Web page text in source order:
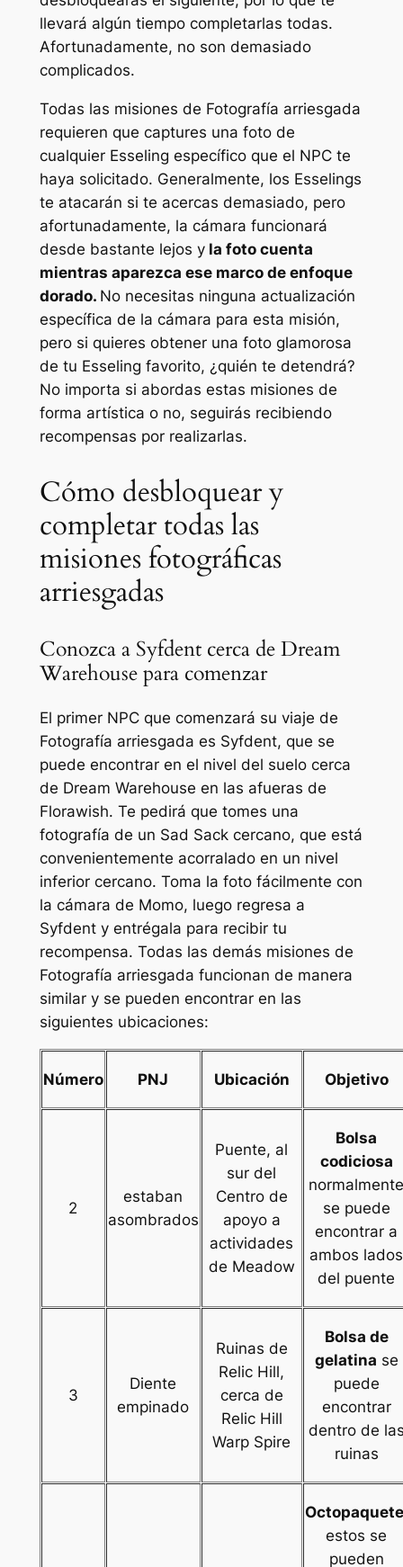
llevará algún tiempo completarlas todas.
Afortunadamente, no son demasiado
complicados.
Todas las misiones de Fotografía arriesgada
requieren que captures una foto de
cualquier Esseling específico que el NPC te
haya solicitado. Generalmente, los Esselings
te atacarán si te acercas demasiado, pero
afortunadamente, la cámara funcionará
desde bastante lejos yla foto cuenta
mientras aparezca ese marco de enfoque
dorado. No necesitas ninguna actualización
específica de la cámara para esta misión,
pero si quieres obtener una foto glamorosa
de tu Esseling favorito, ¿quién te detendrá?
No importa si abordas estas misiones de
forma artística o no, seguirás recibiendo
recompensas por realizarlas.
Cómo desbloquear y
completar todas las
misiones fotográficas
arriesgadas
Conozca a Syfdent cerca de Dream
Warehouse para comenzar
El primer NPC que comenzará su viaje de
Fotografía arriesgada es Syfdent, que se
puede encontrar en el nivel del suelo cerca
de Dream Warehouse en las afueras de
Florawish. Te pedirá que tomes una
fotografía de un Sad Sack cercano, que está
convenientemente acorralado en un nivel
inferior cercano. Toma la foto fácilmente con
la cámara de Momo, luego regresa a
Syfdent y entrégala para recibir tu
recompensa. Todas las demás misiones de
Fotografía arriesgada funcionan de manera
similar y se pueden encontrar en las
siguientes ubicaciones:
Número PNJ Ubicación Objetivo
2
estaban
asombrados
Puente, al
sur del
Centro de
apoyo a
actividades
de Meadow
Bolsa
codiciosa
se puede
encontrar a
ambos lados
del puente
3
Diente
empinado
Ruinas de
Relic Hill,
cerca de
Relic Hill
Warp Spire
Bolsa de
gelatina se
puede
encontrar
dentro de
ruinas
Octopaquete
estos se
pueden